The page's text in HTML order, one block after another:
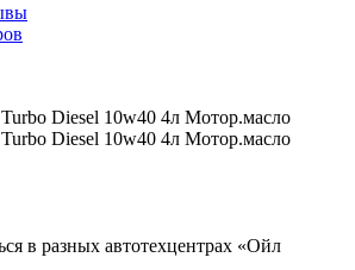
в разных автотехцентрах «Ойл